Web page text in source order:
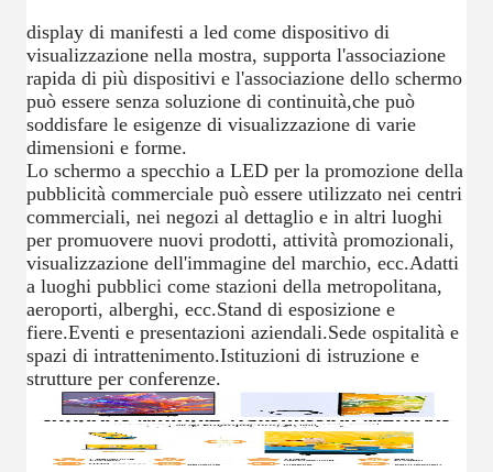
display di manifesti a led come dispositivo di
visualizzazione nella mostra, supporta l'associazione
rapida di più dispositivi e l'associazione dello schermo
può essere senza soluzione di continuità,che può
soddisfare le esigenze di visualizzazione di varie
dimensioni e forme.
Lo schermo a specchio a LED per la promozione della
pubblicità commerciale può essere utilizzato nei centri
commerciali, nei negozi al dettaglio e in altri luoghi
per promuovere nuovi prodotti, attività promozionali,
visualizzazione dell'immagine del marchio, ecc.Adatti
a luoghi pubblici come stazioni della metropolitana,
aeroporti, alberghi, ecc.Stand di esposizione e
fiere.Eventi e presentazioni aziendali.Sede ospitalità e
spazi di intrattenimento.Istituzioni di istruzione e
strutture per conferenze.